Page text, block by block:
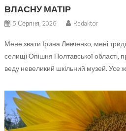
ВЛАСНУ МАТІР
5 Серпня, 2026 Redaktor
Мене звати Ірина Левченко, мені
селищі Опішня Полтавської області,
веду невеликий шкільний музей. Усе
просила людей не викидати листи й
що добре знаю минуле власної